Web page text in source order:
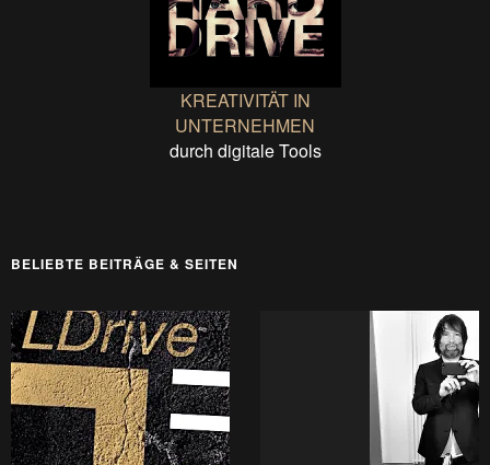
KREATIVITÄT IN
UNTERNEHMEN
durch digitale Tools
BELIEBTE BEITRÄGE & SEITEN